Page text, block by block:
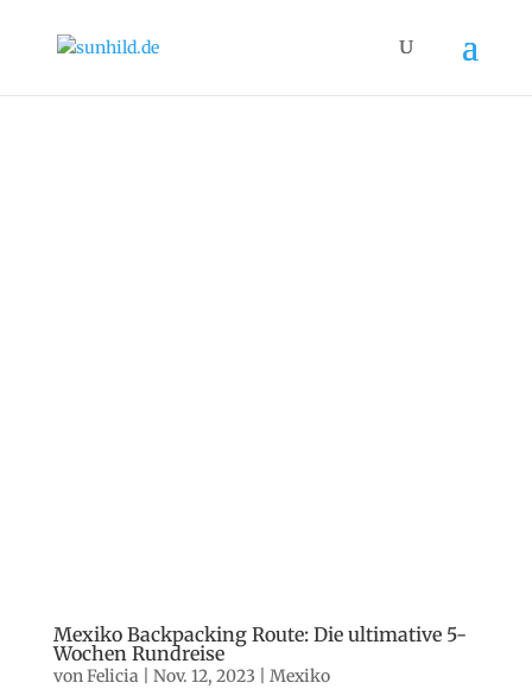
Mexiko Backpacking Route: Die ultimative 5-
Wochen Rundreise
vonFelicia| Nov. 12, 2023 Mexiko